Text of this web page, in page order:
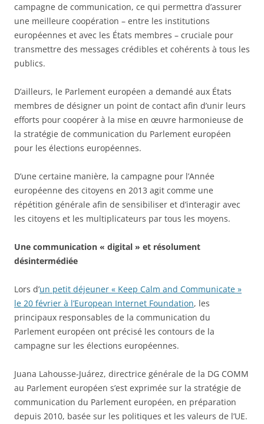
campagne de communication, ce qui permettra d’assurer
une meilleure coopération – entre les institutions
européennes et avec les États membres – cruciale pour
transmettre des messages crédibles et cohérents à tous les
publics.
D’ailleurs, le Parlement européen a demandé aux États
membres de désigner un point de contact afin d’unir leurs
efforts pour coopérer à la mise en œuvre harmonieuse de
la stratégie de communication du Parlement européen
pour les élections européennes.
D’une certaine manière, la campagne pour l’Année
européenne des citoyens en 2013 agit comme une
répétition générale afin de sensibiliser et d’interagir avec
les citoyens et les multiplicateurs par tous les moyens.
Une communication « digital » et résolument
désintermédiée
Lors d’un petit déjeuner « Keep Calm and Communicate »
le 20 février à l’European Internet Foundation, les
principaux responsables de la communication du
Parlement européen ont précisé les contours de la
campagne sur les élections européennes.
Juana Lahousse-Juárez, directrice générale de la DG COMM
au Parlement européen s’est exprimée sur la stratégie de
communication du Parlement européen, en préparation
depuis 2010, basée sur les politiques et les valeurs de l’UE.